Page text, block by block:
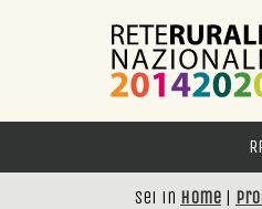
Sei in Home |